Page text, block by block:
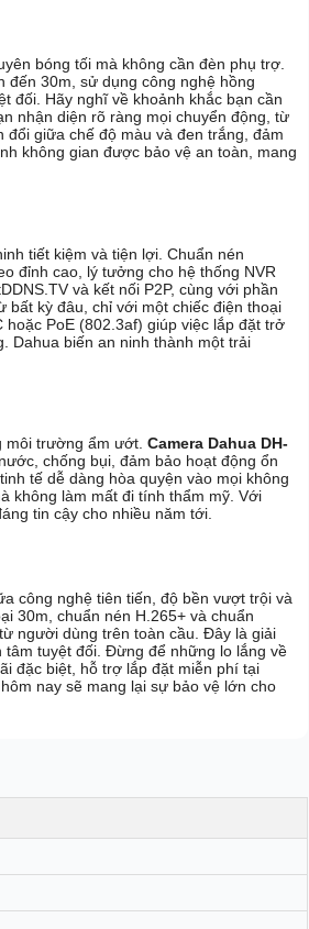
bóng tối mà không cần đèn phụ trợ.
đến 30m, sử dụng công nghệ hồng
đối. Hãy nghĩ về khoảnh khắc bạn cần
nhận diện rõ ràng mọi chuyển động, từ
giữa chế độ màu và đen trắng, đảm
không gian được bảo vệ an toàn, mang
tiết kiệm và tiện lợi. Chuẩn nén
đỉnh cao, lý tưởng cho hệ thống NVR
và kết nối P2P, cùng với phần
bất kỳ đâu, chỉ với một chiếc điện thoại
PoE (802.3af) giúp việc lắp đặt trở
Dahua biến an ninh thành một trải
môi trường ẩm ướt. Camera Dahua DH-
chống bụi, đảm bảo hoạt động ổn
tế dễ dàng hòa quyện vào mọi không
không làm mất đi tính thẩm mỹ. Với
tin cậy cho nhiều năm tới.
công nghệ tiên tiến, độ bền vượt trội và
30m, chuẩn nén H.265+ và chuẩn
người dùng trên toàn cầu. Đây là giải
tuyệt đối. Đừng để những lo lắng về
đặc biệt, hỗ trợ lắp đặt miễn phí tại
nay sẽ mang lại sự bảo vệ lớn cho